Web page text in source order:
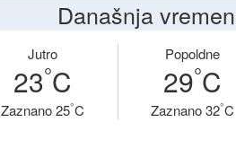
Današnja
Jutro
23°C
Zaznano 25°C
Popoldne
29°C
Zaznano 32°C